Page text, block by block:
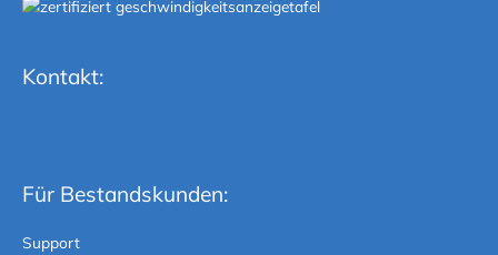
Kontakt:
Für Bestandskunden:
Support